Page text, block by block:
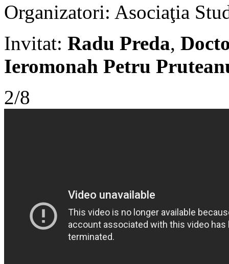
Organizatori: Asociaţia
Invitat: Radu Preda,
Ieromonah Petru
2/8